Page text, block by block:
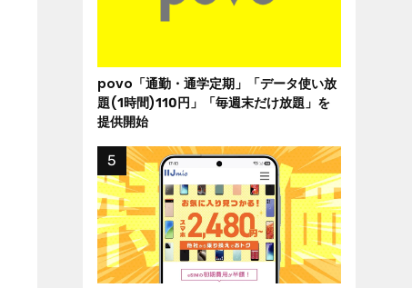
povo「通勤・通学定期」「データ使い放
題(1時間)110円」「毎週末だけ放題」を
提供開始